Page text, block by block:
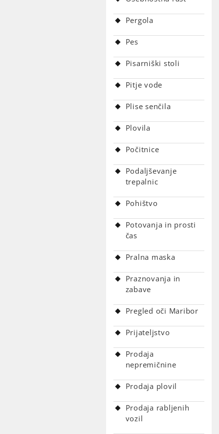
Pergola
Pes
Pisarniški stoli
Pitje vode
Plise senčila
Plovila
Počitnice
Podaljševanje
trepalnic
Pohištvo
Potovanja in prosti
čas
Pralna maska
Praznovanja in
zabave
Pregled oči Maribor
Prijateljstvo
Prodaja
nepremičnine
Prodaja plovil
Prodaja rabljenih
vozil